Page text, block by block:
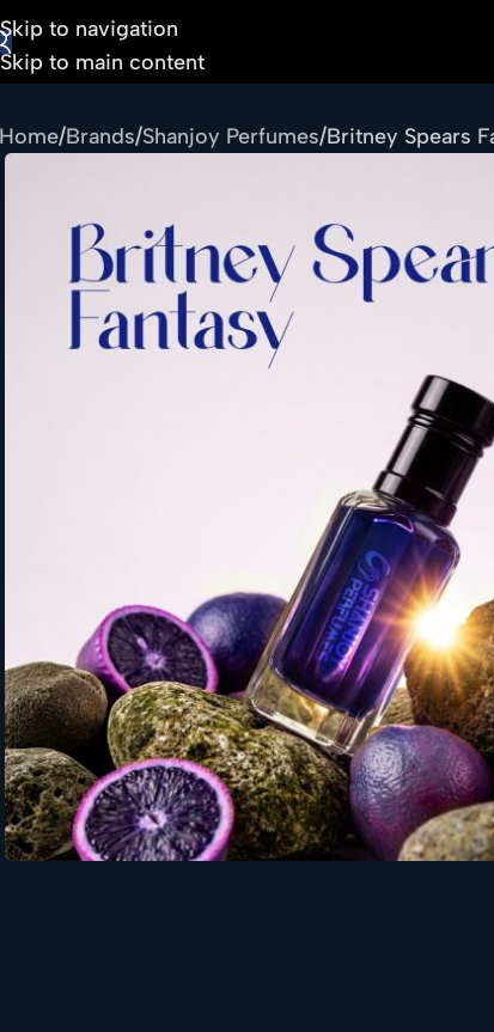
Skip to navigation
Skip to main content
Home Brands Shanjoy Perfumes Britney Spears